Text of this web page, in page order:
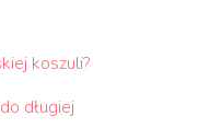
koszuli?
długiej